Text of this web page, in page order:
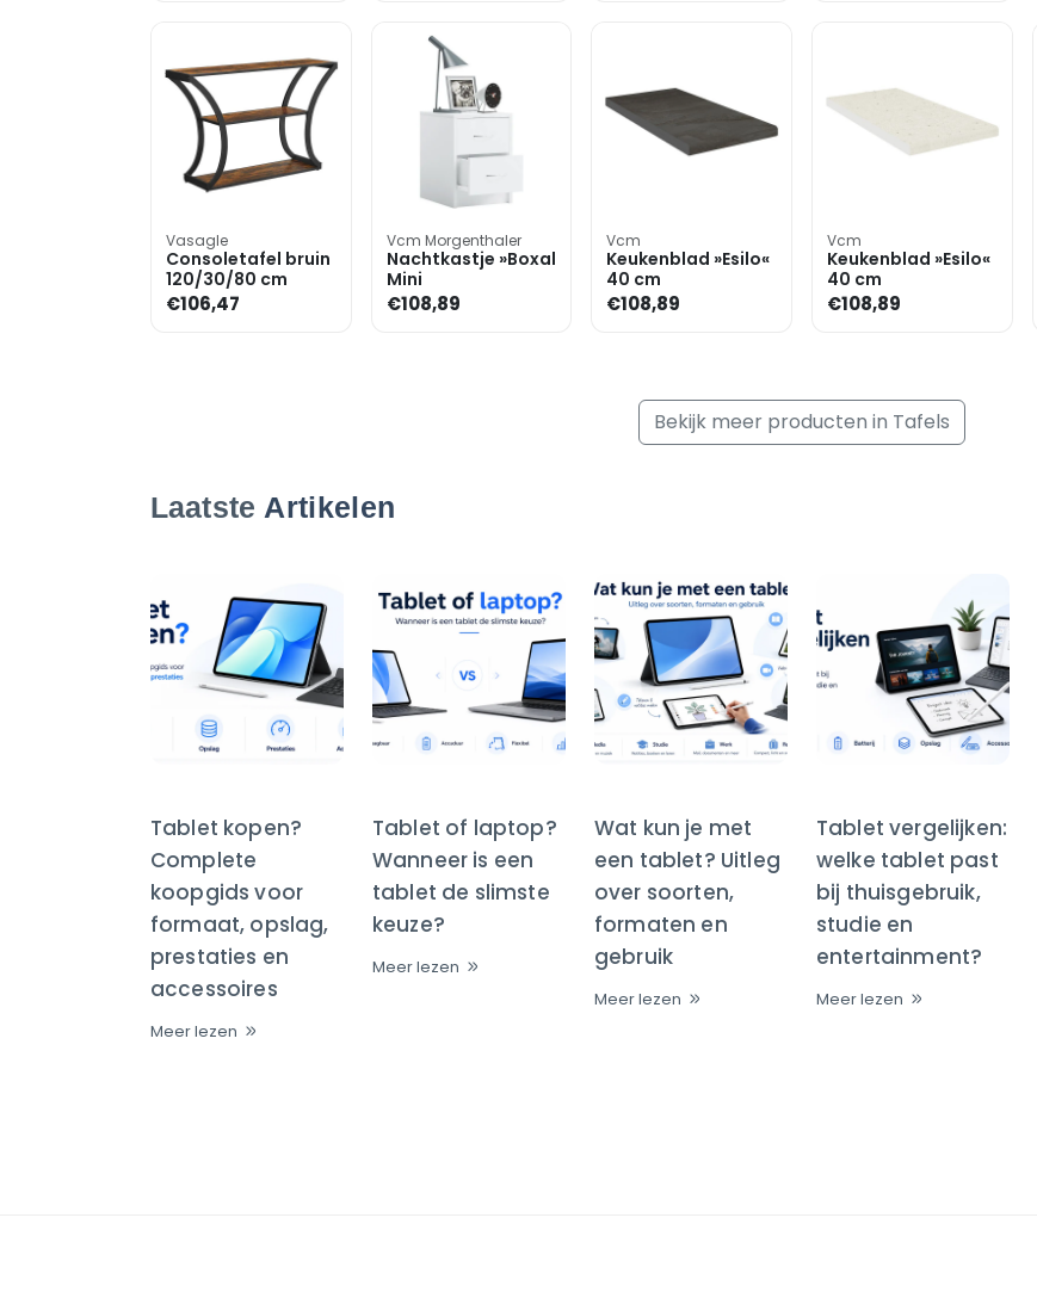
Vasagle
Consoletafel bruin
120/30/80 cm
€106,47
Vcm Morgenthaler
Nachtkastje »Boxal
Mini
€108,89
Vcm
Keukenblad »Esilo«
40 cm
€108,89
Vcm
Keukenblad »Esilo«
40 cm
€108,89
Bekijk meer producten in Tafels
Laatste Artikelen
Tablet kopen?
Complete
koopgids voor
formaat, opslag,
prestaties en
accessoires
Meer lezen
Tablet of laptop?
Wanneer is een
tablet de slimste
keuze?
Meer lezen
Wat kun je met
een tablet? Uitleg
over soorten,
formaten en
gebruik
Meer lezen
Tablet vergelijken:
welke tablet past
bij thuisgebruik,
studie en
entertainment?
Meer lezen